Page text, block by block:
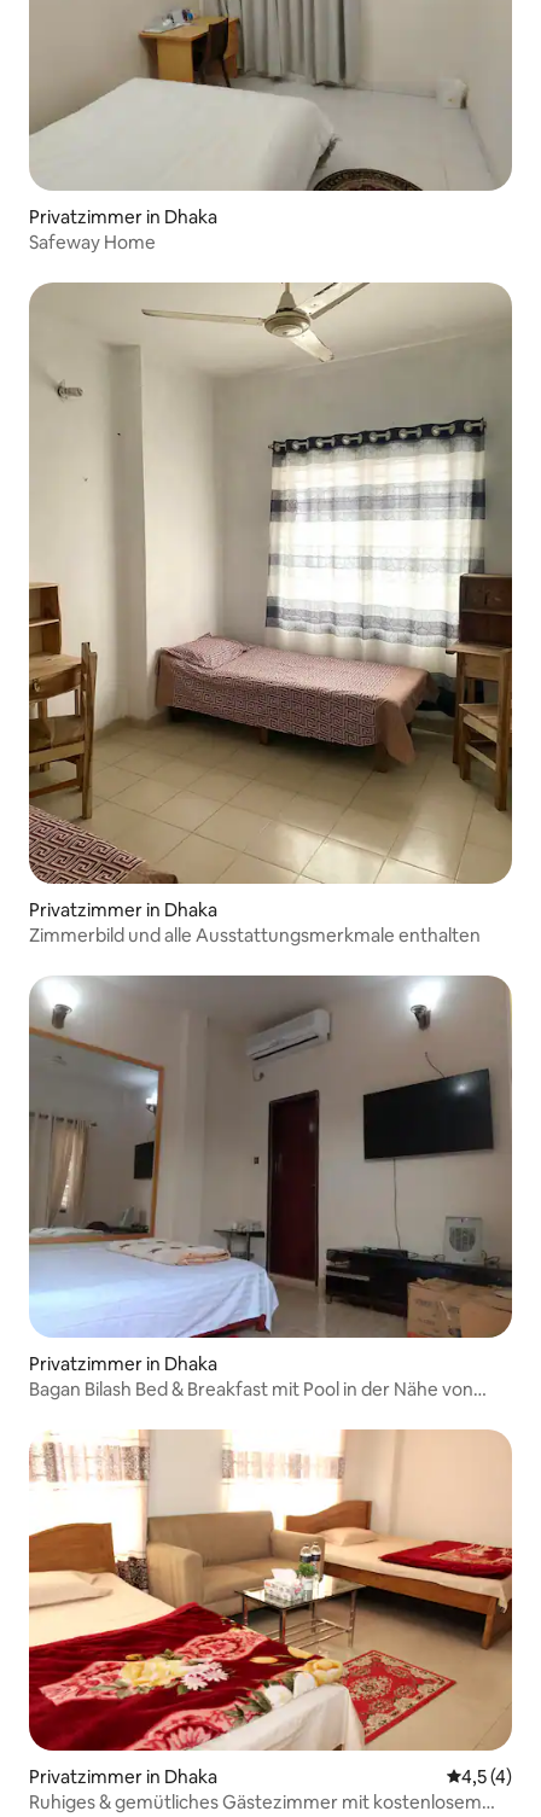
Privatzimmer in Dhaka
Safeway Home
Privatzimmer in Dhaka
Zimmerbild und alle Ausstattungsmerkmale enthalten
Privatzimmer in Dhaka
Bagan Bilash Bed & Breakfast mit Pool in der Nähe von
Privatzimmer in Dhaka
4,5 (4)
Ruhiges & gemütliches Gästezimmer mit kostenlosem